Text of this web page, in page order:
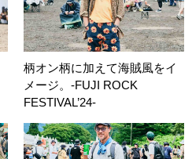
柄オン柄に加えて海賊風をイ
メージ。-FUJI ROCK
FESTIVAL’24-